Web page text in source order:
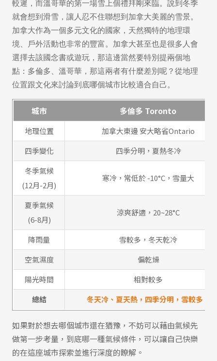
較遲，而溫哥華的第一場雪上個禮拜剛來臨。說到冬季
就會想到滑雪，讓人忍不住聯想到加拿大美麗的雪景。
加拿大作為一個多元文化的國家，天然獨特的地理環
境、戶外活動也非常的豐富。加拿大甚至也是很多人會
選擇去該國念書或遊玩，那這邊當然要特別提兩個地
點：多倫多、溫哥華，那這兩者有什麼差別呢？從地理
位置跟文化來討論到底哪個城市比較適合自己。
城市 多倫多 Toronto
地理位置
加拿大東邊 安大略省Ontario
四季變化
四季分明，夏熱冬冷
冬季氣候
(12月-2月)
寒冷，常低於 -10°C，雪量大
夏季氣候
(6-8月)
涼爽舒適，20~28°C
降雨量
雪較多，冬天乾冷
空氣濕度
偏乾燥
陽光時間
相對較多
總結
冬天冷、夏天熱，四季分明，雪較多。
如果對於想去哪個城市還在猶豫，不妨可以藉由氣候先
做第一步考量，到底哪一種氣候條件，可以讓自己快樂
的在這座城市探索並進行深度的瞭解。